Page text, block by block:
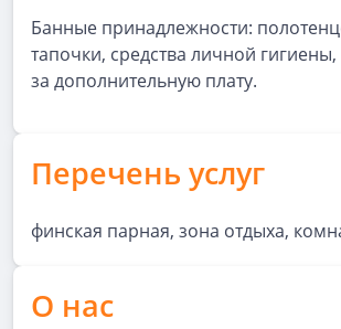
Банные принадлежности:
тапочки, средства личной
за дополнительную плату.
Перечень услуг
финская парная, зона отдыха,
О нас